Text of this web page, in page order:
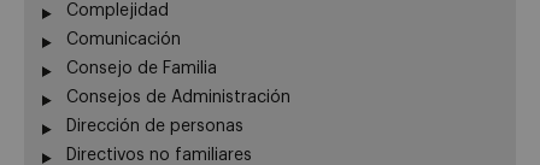
Complejidad
Comunicación
Consejo de Familia
Consejos de Administración
Dirección de personas
Directivos no familiares